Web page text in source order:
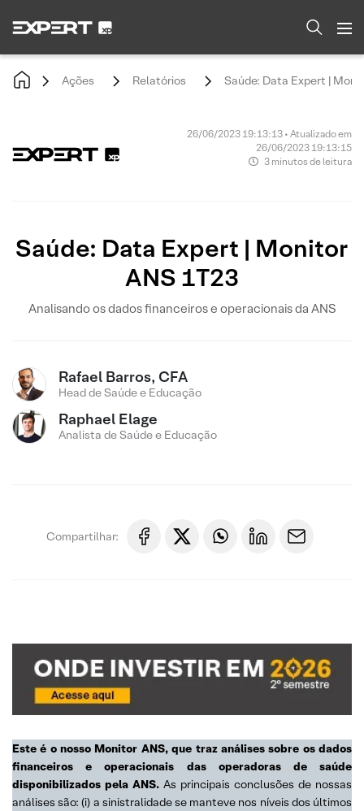
Ações Relatórios Saúde: Data Expert |
26/06/2023 19:13:13 • Atualizado em
26/06/2023 19:13:15
3 minutos de leitura
Saúde: Data Expert | Monitor
ANS 1T23
Analisando os dados financeiros e operacionais da ANS
Rafael Barros, CFA
Head de Saúde e Educação
Raphael Elage
Analista de Saúde e Educação
Compartilhar:
Este é o nosso Monitor ANS, que traz análises sobre os dados
financeiros e operacionais das operadoras de saúde
disponibilizados pela ANS. As principais conclusões de nossas
análises são: (i) a sinistralidade se manteve nos níveis dos últimos